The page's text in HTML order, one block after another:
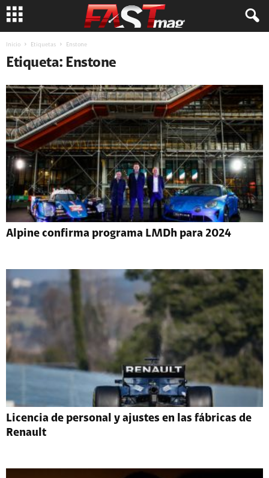
Inicio Etiquetas Enstone
Etiqueta: Enstone
Alpine confirma programa LMDh para 2024
Licencia de personal y ajustes en las fábricas de
Renault